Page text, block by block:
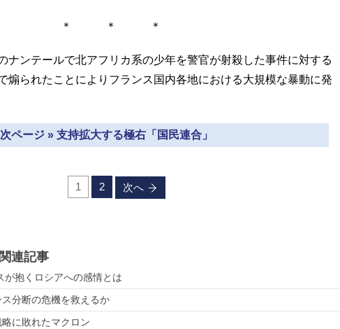
＊ ＊ ＊
ンテールで北アフリカ系の少年を警官が射殺した事件に対する
煽られたことによりフランス国内各地における大規模な暴動に発
次ページ » 支持拡大する極右「国民連合」
1 2 次へ
連記事
が抱くロシアへの感情とは
分断の危機を救えるか
に敗れたマクロン